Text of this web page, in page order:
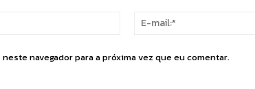
Nome:*
navegador para a próxima vez que eu comentar.